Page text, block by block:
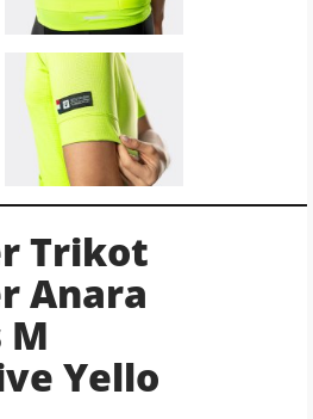
Trikot
Anara
M
Yello